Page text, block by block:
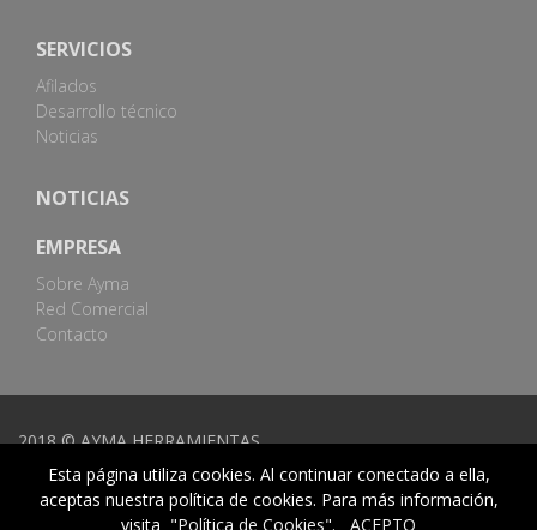
SERVICIOS
Afilados
Desarrollo técnico
Noticias
NOTICIAS
EMPRESA
Sobre Ayma
Red Comercial
Contacto
2018 © AYMA HERRAMIENTAS
Mapa web|Aviso legal|Política de la calidad|Canal
denuncias
Esta página utiliza cookies. Al continuar conectado a ella,
aceptas nuestra política de cookies. Para más información,
visita "Política de Cookies". ACEPTO